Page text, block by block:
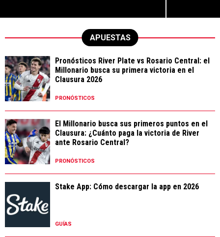
APUESTAS
Pronósticos River Plate vs Rosario Central: el
Millonario busca su primera victoria en el
Clausura 2026
PRONÓSTICOS
El Millonario busca sus primeros puntos en el
Clausura: ¿Cuánto paga la victoria de River
ante Rosario Central?
PRONÓSTICOS
Stake App: Cómo descargar la app en 2026
GUÍAS